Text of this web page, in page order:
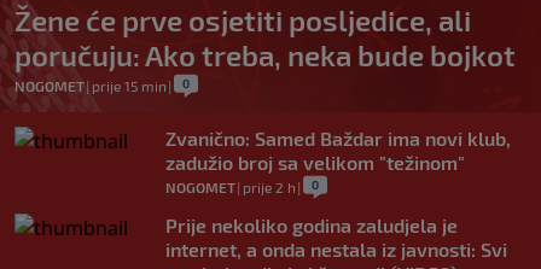
Žene će prve osjetiti posljedice, ali
poručuju: Ako treba, neka bude bojkot
NOGOMET| prije 15 min | 0
Zvanično: Samed Baždar ima novi klub,
zadužio broj sa velikom "težinom"
NOGOMET| prije 2 h | 0
Prije nekoliko godina zaludjela je
internet, a onda nestala iz javnosti: Svi